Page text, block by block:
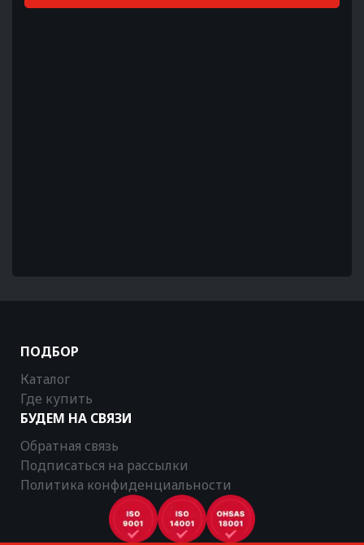
ПОДБОР
Каталог
Где купить
БУДЕМ НА СВЯЗИ
Обратная связь
Подписаться на рассылки
Политика конфиденциальности